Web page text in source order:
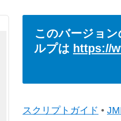
このバージョ
ルプは https://
スクリプトガイド •